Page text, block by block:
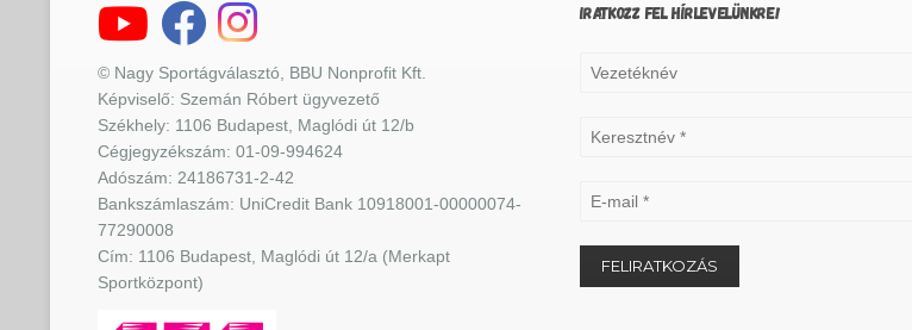
© Nagy Sportágválasztó, BBU Nonprofit Kft.
Képviselő: Szemán Róbert ügyvezető
Székhely: 1106 Budapest, Maglódi út 12/b
Cégjegyzékszám: 01-09-994624
Adószám: 24186731-2-42
Bankszámlaszám: UniCredit Bank 10918001-00000074-
77290008
Cím: 1106 Budapest, Maglódi út 12/a (Merkapt
Sportközpont)
IRATKOZZ FEL HÍRLEVELÜNKRE!